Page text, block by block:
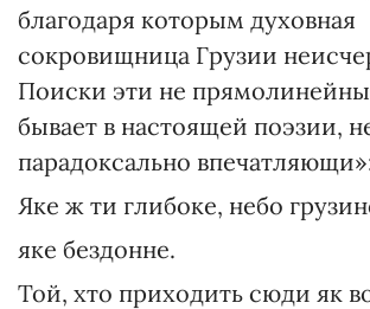
благодаря которым духовная
сокровищница Грузии
Поиски эти не
бывает в настоящей поэзии,
парадоксально
Яке ж ти глибоке, небо
яке бездонне.
Той, хто приходить сюди як